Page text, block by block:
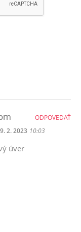
2. 2023 10:03
úver
ODPOVEDAŤ